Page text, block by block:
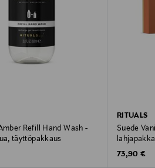
Refill Hand Wash -
täyttöpakkaus
RITUALS
Suede
Original
73,90 €